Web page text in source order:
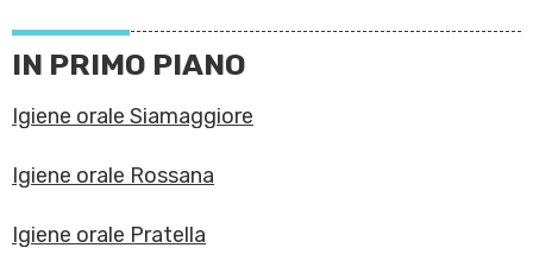
IN PRIMO PIANO
Igiene orale Siamaggiore
Igiene orale Rossana
Igiene orale Pratella